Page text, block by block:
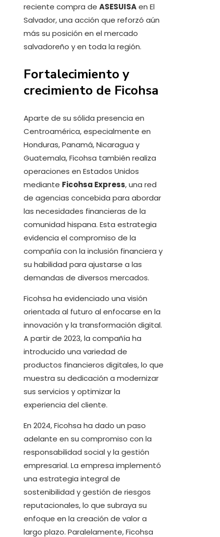
reciente compra de ASESUISAen El
Salvador, una acción que reforzó aún
más su posición en el mercado
salvadoreño y en toda la región.
Fortalecimiento y
crecimiento de Ficohsa
Aparte de su sólida presencia en
Centroamérica, especialmente en
Honduras, Panamá, Nicaragua y
Guatemala, Ficohsa también realiza
operaciones en Estados Unidos
mediante Ficohsa Express, una red
de agencias concebida para abordar
las necesidades financieras de la
comunidad hispana. Esta estrategia
evidencia el compromiso de la
compañía con la inclusión financiera y
su habilidad para ajustarse a las
demandas de diversos mercados.
Ficohsa ha evidenciado una visión
orientada al futuro al enfocarse en la
innovación y la transformación digital.
A partir de 2023, la compañía ha
introducido una variedad de
productos financieros digitales, lo que
muestra su dedicación a modernizar
sus servicios y optimizar la
experiencia del cliente.
En 2024, Ficohsa ha dado un paso
adelante en su compromiso con la
responsabilidad social y la gestión
empresarial. La empresa implementó
una estrategia integral de
sostenibilidad y gestión de riesgos
reputacionales, lo que subraya su
enfoque en la creación de valor a
largo plazo. Paralelamente, Ficohsa